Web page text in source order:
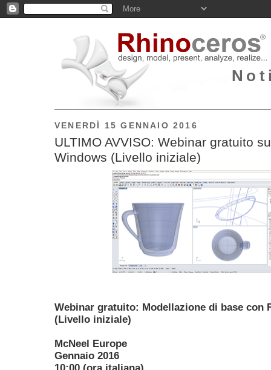
VENERDÌ 15 GENNAIO 2016
ULTIMO AVVISO: Webinar gratuito
Windows (Livello iniziale)
Webinar gratuito: Modellazione di base con
(Livello iniziale)
McNeel Europe
Gennaio 2016